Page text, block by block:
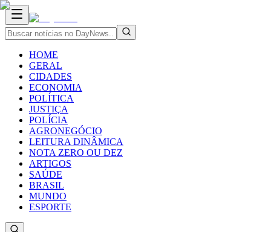
HOME
GERAL
CIDADES
ECONOMIA
POLÍTICA
JUSTIÇA
POLÍCIA
AGRONEGÓCIO
LEITURA DINÂMICA
NOTA ZERO OU DEZ
ARTIGOS
SAÚDE
BRASIL
MUNDO
ESPORTE